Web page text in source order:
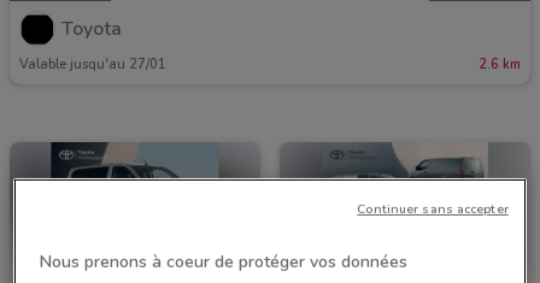
Toyota
Valable jusqu'au 27/01 2.6 km
Nous prenons à coeur de protéger vos données
Continuer sans accepter